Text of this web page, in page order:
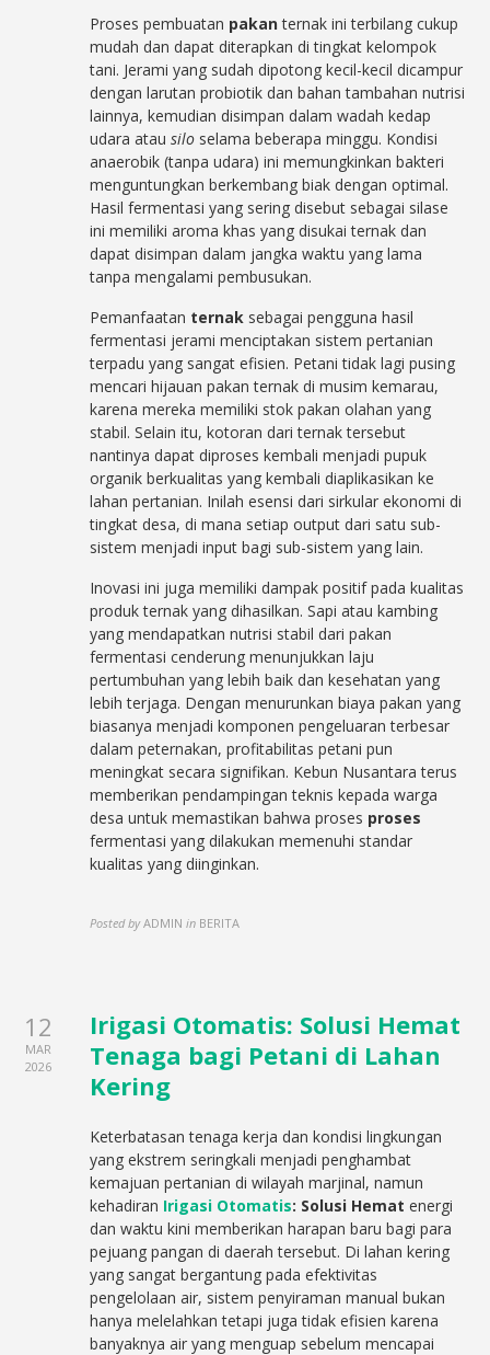
Proses pembuatan pakanternak ini terbilang cukup
mudah dan dapat diterapkan di tingkat kelompok
tani. Jerami yang sudah dipotong kecil-kecil dicampur
dengan larutan probiotik dan bahan tambahan nutrisi
lainnya, kemudian disimpan dalam wadah kedap
udara atausilo selama beberapa minggu. Kondisi
anaerobik (tanpa udara) ini memungkinkan bakteri
menguntungkan berkembang biak dengan optimal.
Hasil fermentasi yang sering disebut sebagai silase
ini memiliki aroma khas yang disukai ternak dan
dapat disimpan dalam jangka waktu yang lama
tanpa mengalami pembusukan.
Pemanfaatan ternak sebagai pengguna hasil
fermentasi jerami menciptakan sistem pertanian
terpadu yang sangat efisien. Petani tidak lagi pusing
mencari hijauan pakan ternak di musim kemarau,
karena mereka memiliki stok pakan olahan yang
stabil. Selain itu, kotoran dari ternak tersebut
nantinya dapat diproses kembali menjadi pupuk
organik berkualitas yang kembali diaplikasikan ke
lahan pertanian. Inilah esensi dari sirkular ekonomi di
tingkat desa, di mana setiap output dari satu sub-
sistem menjadi input bagi sub-sistem yang lain.
Inovasi ini juga memiliki dampak positif pada kualitas
produk ternak yang dihasilkan. Sapi atau kambing
yang mendapatkan nutrisi stabil dari pakan
fermentasi cenderung menunjukkan laju
pertumbuhan yang lebih baik dan kesehatan yang
lebih terjaga. Dengan menurunkan biaya pakan yang
biasanya menjadi komponen pengeluaran terbesar
dalam peternakan, profitabilitas petani pun
meningkat secara signifikan. Kebun Nusantara terus
memberikan pendampingan teknis kepada warga
desa untuk memastikan bahwa proses proses
fermentasi yang dilakukan memenuhi standar
kualitas yang diinginkan.
Posted by ADMIN in BERITA
12
MAR
2026
Irigasi Otomatis: Solusi Hemat
Tenaga bagi Petani di Lahan
Kering
Keterbatasan tenaga kerja dan kondisi lingkungan
yang ekstrem seringkali menjadi penghambat
kemajuan pertanian di wilayah marjinal, namun
kehadiran Irigasi Otomatis: Solusi Hemat energi
dan waktu kini memberikan harapan baru bagi para
pejuang pangan di daerah tersebut. Di lahan kering
yang sangat bergantung pada efektivitas
pengelolaan air, sistem penyiraman manual bukan
hanya melelahkan tetapi juga tidak efisien karena
banyaknya air yang menguap sebelum mencapai